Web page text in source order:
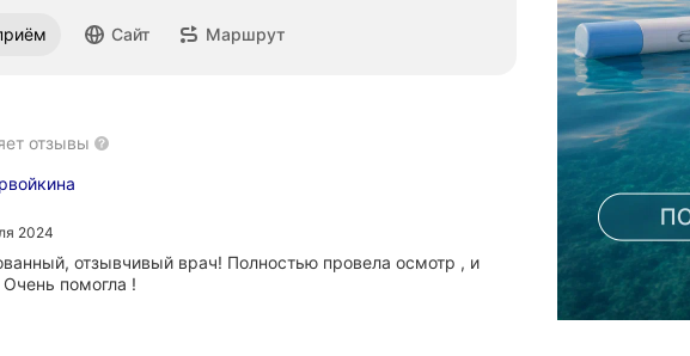
Сайт Маршрут
отзывы
2024
отзывчивый врач! Полностью провела осмотр , и
помогла !